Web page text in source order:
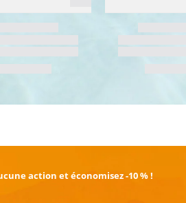
action et économisez -10 % !